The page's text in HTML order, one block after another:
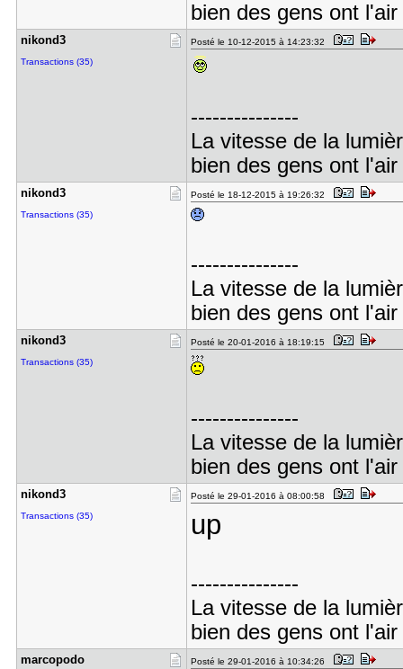
bien des gens ont
nikond3
Transactions (35)
Posté le 10-12-2015 à 14:23:32
---------------
La vitesse de la
bien des gens ont
nikond3
Transactions (35)
Posté le 18-12-2015 à 19:26:32
---------------
La vitesse de la
bien des gens ont
nikond3
Transactions (35)
Posté le 20-01-2016 à 18:19:15
---------------
La vitesse de la
bien des gens ont
nikond3
Transactions (35)
Posté le 29-01-2016 à 08:00:58
up
---------------
La vitesse de la
bien des gens ont
marcopodo Posté le 29-01-2016 à 10:34:26